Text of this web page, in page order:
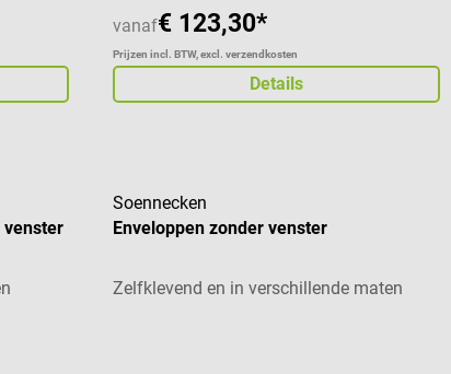
vanaf€ 123,30*
Prijzen incl. BTW, excl. verzendkosten
Details
venster
Soennecken
Enveloppen zonder venster
Zelfklevend en in verschillende maten